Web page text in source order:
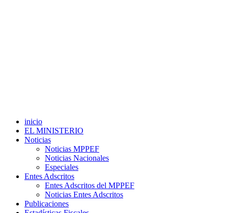
inicio
EL MINISTERIO
Noticias
Noticias MPPEF
Noticias Nacionales
Especiales
Entes Adscritos
Entes Adscritos del MPPEF
Noticias Entes Adscritos
Publicaciones